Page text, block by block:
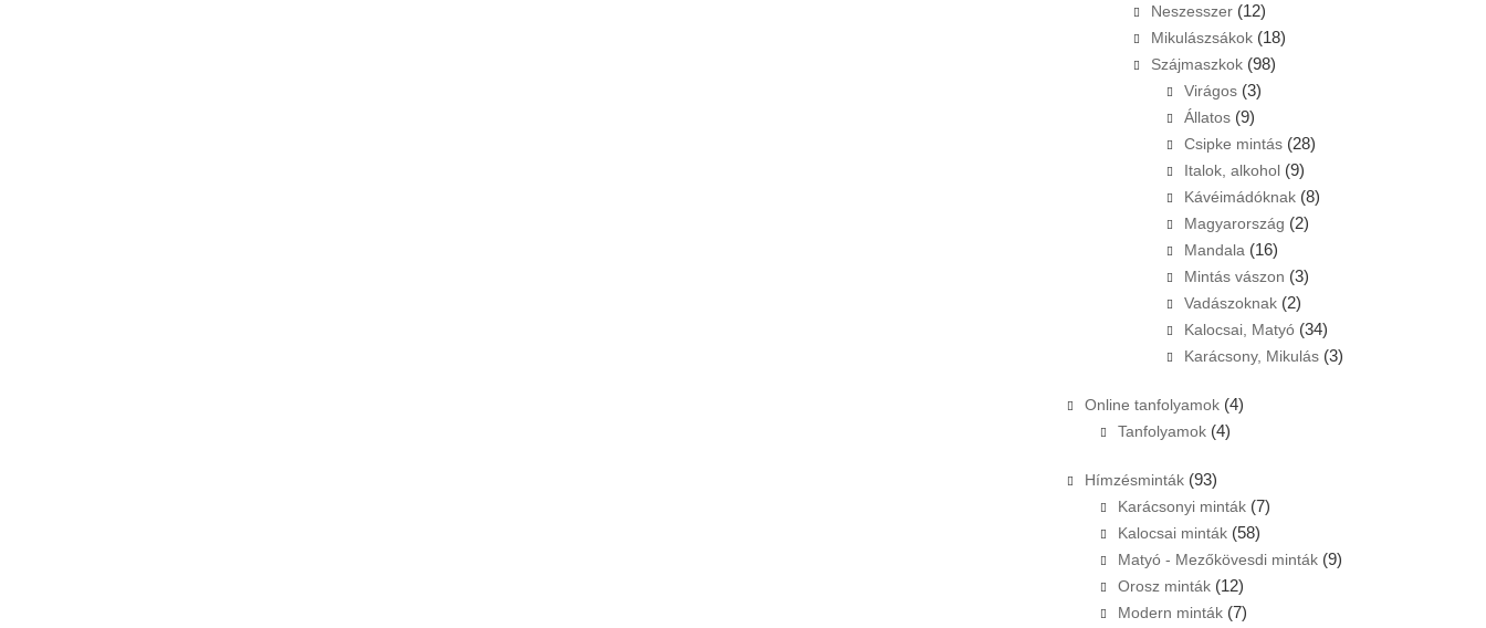
Neszesszer (12)
Mikulászsákok (18)
Szájmaszkok (98)
Virágos (3)
Állatos (9)
Csipke mintás (28)
Italok, alkohol (9)
Kávéimádóknak (8)
Magyarország (2)
Mandala (16)
Mintás vászon (3)
Vadászoknak (2)
Kalocsai, Matyó (34)
Karácsony, Mikulás (3)
Online tanfolyamok (4)
Tanfolyamok (4)
Hímzésminták (93)
Karácsonyi minták (7)
Kalocsai minták (58)
Matyó - Mezőkövesdi minták (9)
Orosz minták (12)
Modern minták (7)